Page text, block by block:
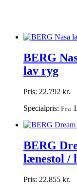
BERG
lav ryg
Pris: 22.792 kr.
Specialpris: Fra
BERG
lænestol /
Pris: 22.855 kr.